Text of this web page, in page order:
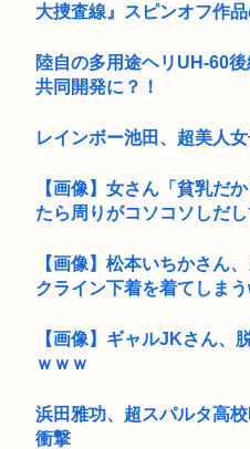
大捜査線』スピンオフ作
陸自の多用途ヘリUH-60
共同開発に？！
レインボー池田、超美人
【画像】女さん「貧乳だ
たら周りがコソコソしだ
【画像】松本いちかさん
クライン下着を着てしま
【画像】ギャルJKさん、
ｗｗｗ
浜田雅功、超スパルタ高
衝撃